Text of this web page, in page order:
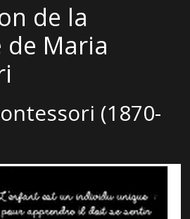
de la
de Maria
(1870-